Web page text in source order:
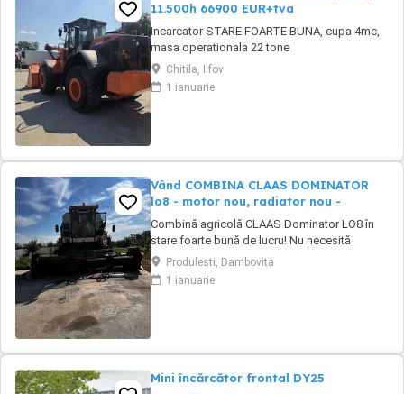
11.500h 66900 EUR+tva
Incarcator STARE FOARTE BUNA, cupa 4mc,
masa operationala 22 tone
Chitila, Ilfov
1 ianuarie
Vând COMBINA CLAAS DOMINATOR
lo8 - motor nou, radiator nou -
Combină agricolă CLAAS Dominator LO8 în
stare foarte bună de lucru! Nu necesită
investiții majore pornește și lucrează imediat!
CLAAS Dominator LO8 combină robustă,
fiabilă Heder cereale (seria 287968) Heder
Produlesti, Dambovita
1 ianuarie
Mini încărcător frontal DY25